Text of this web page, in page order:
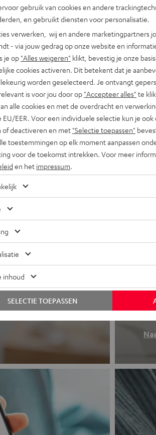
of all-in-one
gebruik van cookies en andere
en gebruikt diensten voor personalisatie.
verwerken, wij en andere marketingpartners
- via jouw gedrag op onze website en
je op "Alles weigeren" klikt, bevestig je onze
cookies activeren. Dit betekent dat je
worden geselecteerd. Je ontvangt
is voor jou door op "Accepteer alles" te
alle cookies en met de overdracht en
EU/EER. Voor een individuele selectie kun je
of deactiveren en met "Selectie toepassen"
toestemmingen op elk moment aanpassen
voor de toekomst intrekken. Voor meer
en het impressum
inhoud
SELECTIE TOEPASSEN